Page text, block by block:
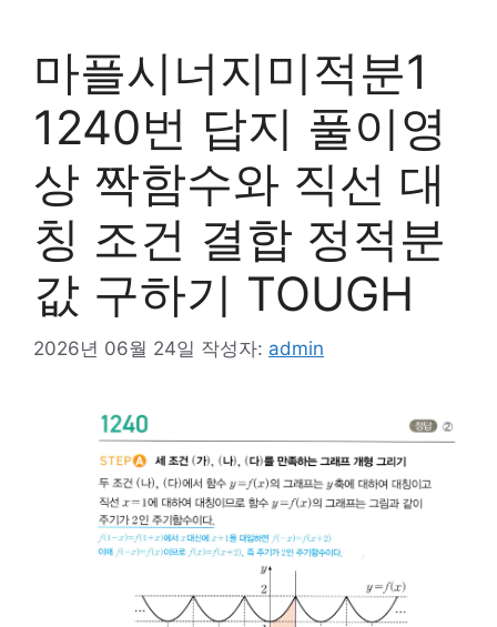
마플시너지미적분1
1240번 답지 풀이영
상 짝함수와 직선 대
칭 조건 결합 정적분
값 구하기 TOUGH
2026년 06월 24일 작성자: admin